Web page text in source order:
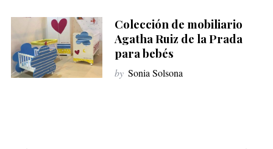
Colección de mobiliario
Agatha Ruiz de la Prada
para bebés
by Sonia Solsona